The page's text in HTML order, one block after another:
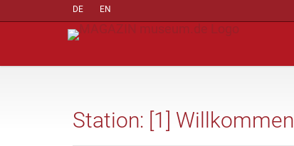
DE EN
Station: [1] Willkommen